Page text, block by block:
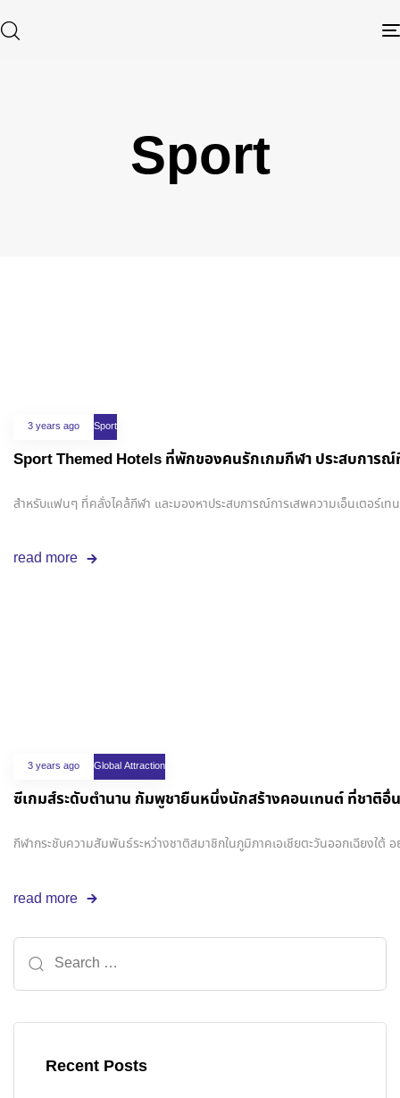
Sport
3 years ago Sport
Sport Themed Hotels ที่พักของคนรักเกมกีฬา ป
สำหรับแฟนๆ ที่คลั่งไคล้กีฬา และมองหาประสบการณ์การเสพความเอ็นเตอร์
read more
3 years ago Global Attraction
ซีเกมส์ระดับตำนาน กัมพูชายืนหนึ่งนักสร้างคอนเทนต์ ที่ชาติอื่
กีฬากระชับความสัมพันธ์ระหว่างชาติสมาชิกในภูมิภาคเอเชียตะวันออกเฉียงใต้
read more
Recent Posts